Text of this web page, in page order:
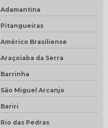
Adamantina
Pitangueiras
Américo Brasiliense
Araçoiaba da Serra
Barrinha
São Miguel Arcanjo
Bariri
Rio das Pedras